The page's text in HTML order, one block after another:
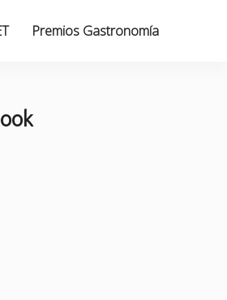
Premios Gastronomía